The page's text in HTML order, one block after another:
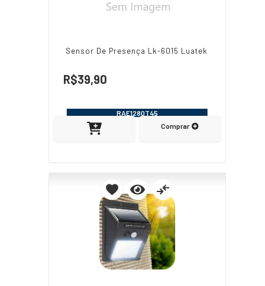
RAE1280T45
Sensor De Presença Lk-6015 Luatek
R$39,90
Comprar